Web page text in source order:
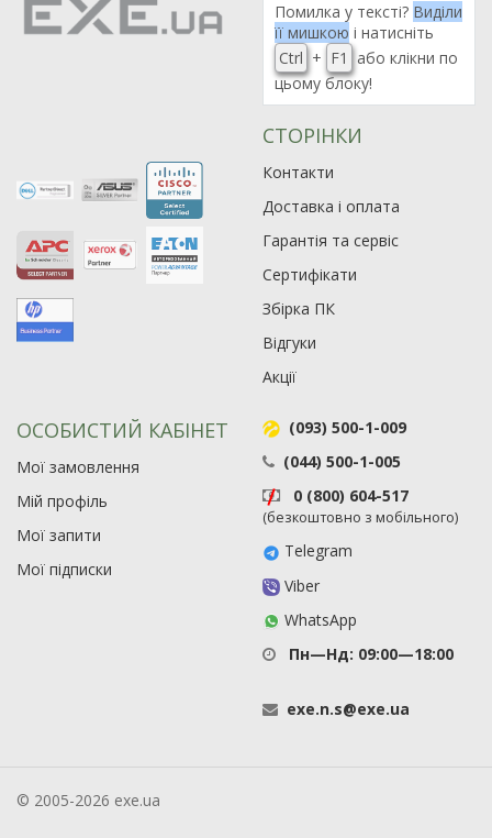
19
Помилка у тексті? Виділи
її мишкою і натисніть
Ctrl + F1
або клікни по
цьому блоку!
СТОРІНКИ
Контакти
Доставка і оплата
Гарантія та сервіс
Сертифікати
Збірка ПК
Відгуки
Акції
ОСОБИСТИЙ КАБІНЕТ
Мої замовлення
Мій профіль
Мої запити
Мої підписки
(093) 500-1-009
(044) 500-1-005
0 (800) 604-517
(безкоштовно з мобільного)
Telegram
Viber
WhatsApp
Пн—Нд: 09:00—18:00
exe.n.s@exe.ua
© 2005-2026 exe.ua